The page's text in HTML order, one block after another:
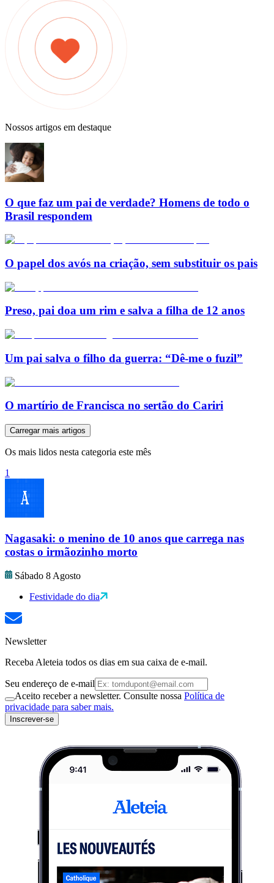
Nossos artigos em destaque
O que faz um pai de verdade? Homens de todo o
Brasil respondem
O papel dos avós na criação, sem substituir os pais
Preso, pai doa um rim e salva a filha de 12 anos
Um pai salva o filho da guerra: “Dê-me o fuzil”
O martírio de Francisca no sertão do Cariri
Carregar mais artigos
Os mais lidos nesta categoria este mês
1
Nagasaki: o menino de 10 anos que carrega nas
costas o irmãozinho morto
Sábado 8 Agosto
Festividade do dia
Newsletter
Receba Aleteia todos os dias em sua caixa de e-mail.
Seu endereço de e-mail
Aceito receber a newsletter. Consulte nossa Política de
privacidade para saber mais.
Inscrever-se